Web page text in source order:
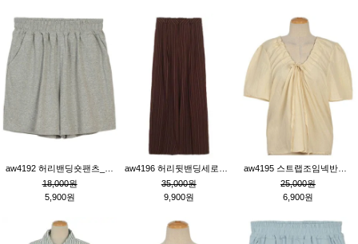
18,000원
5,900원
35,000원
9,900원
25,000원
6,900원